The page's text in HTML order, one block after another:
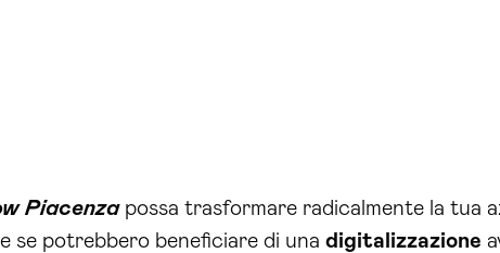
Piacenzapossa trasformare radicalmente la tua
se potrebbero beneficiare di una digitalizzazione